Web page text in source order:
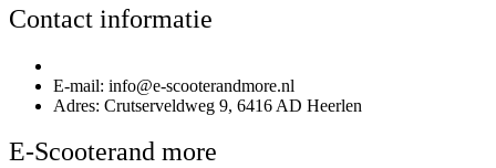
Contact informatie
E-mail: info@e-scooterandmore.nl
Adres: Crutserveldweg 9, 6416 AD Heerlen
E-Scooterand more